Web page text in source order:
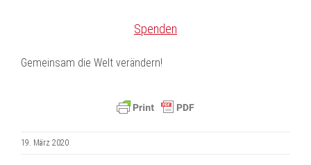
Spenden
Gemeinsam die Welt verändern!
19. März 2020